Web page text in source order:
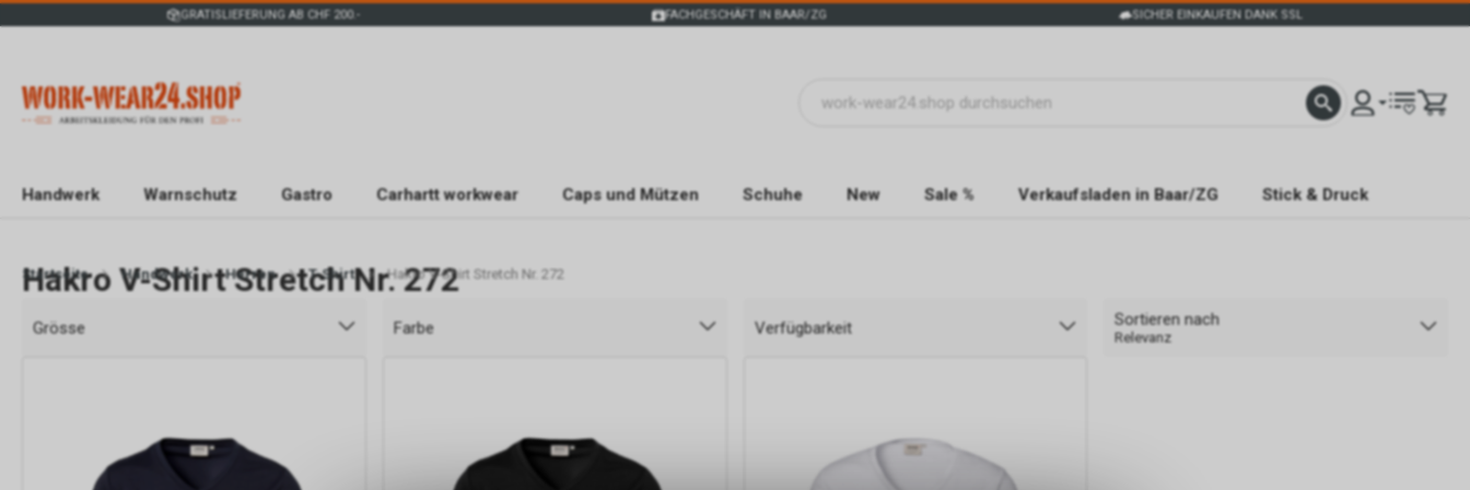
GRATISLIEFERUNG AB CHF 200.- FACHGESCHÄFT IN BAAR/ZG SICHER EINKAUFEN DANK SSL
Handwerk Warnschutz Gastro Carhartt workwear Caps und Mützen Schuhe New Sale % Verkaufsladen in Baar/ZG Stick & Druck
Startseite Handwerk Herren T-Shirt Hakro V-Shirt Stretch Nr. 272
Hakro V-Shirt Stretch Nr. 272
Grösse Farbe Verfügbarkeit Sortieren nach
Relevanz